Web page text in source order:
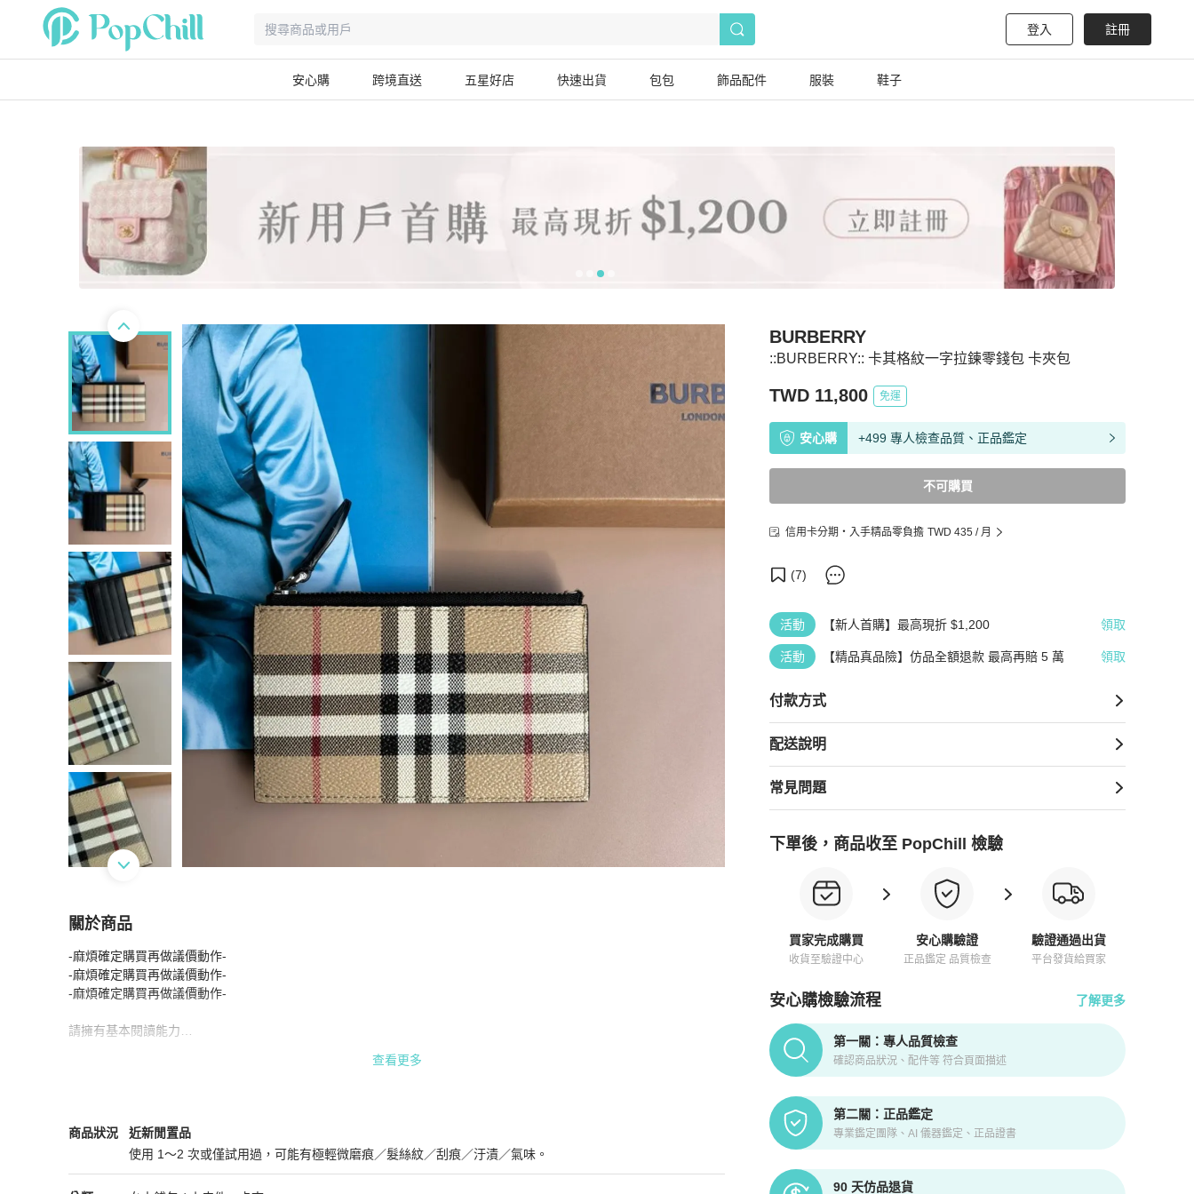
登入 註冊
安心購 跨境直送 五星好店 快速出貨 包包 飾品配件 服裝 鞋子
::BURBERRY:: 卡其格紋一字拉鍊零錢包 卡夾包
BURBERRY
TWD 11,800 免運
安心購 +499 專人檢查品質、正品鑑定
不可購買
信用卡分期・入手精品零負擔 TWD 435 / 月
(7)
活動 【新人首購】最高現折 $1,200 領取
活動 【精品真品險】仿品全額退款 最高再賠 5 萬 領取
付款方式
配送說明
常見問題
下單後，商品收至 PopChill 檢驗
買家完成購買
收貨至驗證中心
安心購驗證
正品鑑定 品質檢查
驗證通過出貨
平台發貨給買家
安心購檢驗流程 了解更多
PopChill拍拍圈正品驗證、安心購檢驗流程介紹
第一關：專人品質檢查
確認商品狀況、配件等 符合頁面描述
第二關：正品鑑定
專業鑑定團隊、AI 儀器鑑定、正品證書
90 天仿品退貨
關於商品
關於::BURBERRY:: 卡其格紋一字拉鍊零錢包 卡夾包
-麻煩確定購買再做議價動作-
-麻煩確定購買再做議價動作-
-麻煩確定購買再做議價動作-
請擁有基本閱讀能力
查看更多
商品狀況
BURBERRY女士錢包 / 小皮件
近新閒置品
使用 1～2 次或僅試用過，可能有極輕微磨痕／髮絲紋／刮痕／汙漬／氣味。
近新閒置品